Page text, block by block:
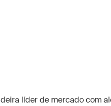
líder de mercado com